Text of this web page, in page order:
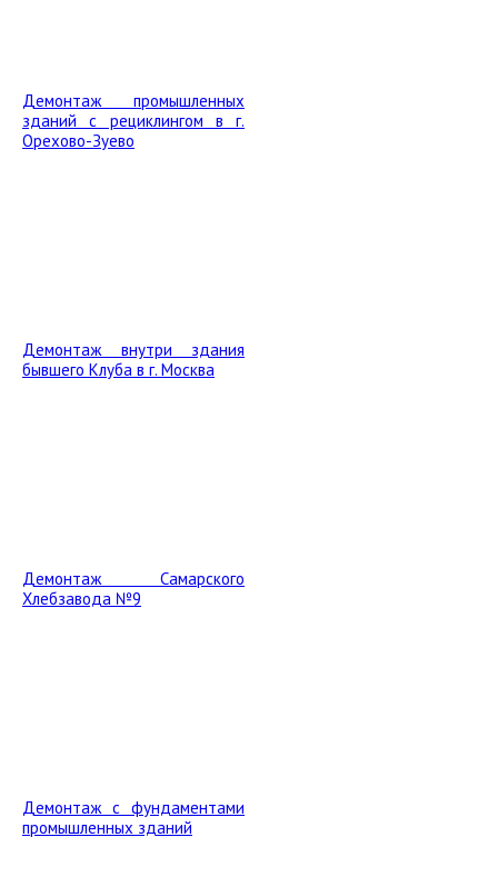
Демонтаж промышленных
зданий с рециклингом в г.
Орехово-Зуево
Демонтаж внутри здания
бывшего Клуба в г. Москва
Демонтаж Самарского
Хлебзавода №9
Демонтаж с фундаментами
промышленных зданий